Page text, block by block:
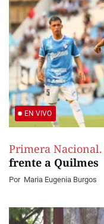
EN VIVO
Primera Nacional.
frente a Quilmes
Por Maria Eugenia Burgos